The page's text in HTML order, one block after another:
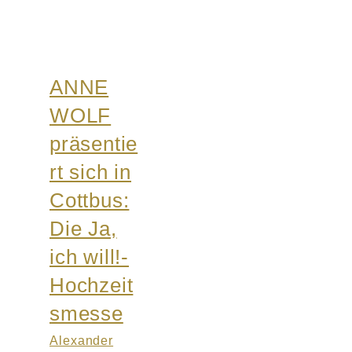
ANNE
WOLF
präsentie
rt sich in
Cottbus:
Die Ja,
ich will!-
Hochzeit
smesse
Alexander